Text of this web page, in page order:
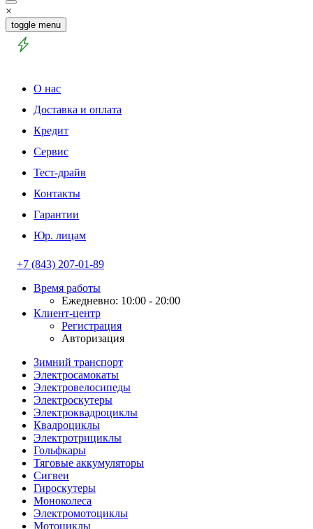
×
toggle menu
О нас
Доставка и оплата
Кредит
Сервис
Тест-драйв
Контакты
Гарантии
Юр. лицам
+7 (843) 207-01-89
Время работы
Ежедневно: 10:00 - 20:00
Клиент-центр
Регистрация
Авторизация
Зимний транспорт
Электросамокаты
Электровелосипеды
Электроскутеры
Электроквадроциклы
Квадроциклы
Электротрициклы
Гольфкары
Тяговые аккумуляторы
Сигвеи
Гироскутеры
Моноколеса
Электромотоциклы
Мотоциклы